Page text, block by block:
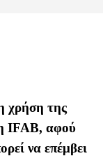
χρήση της
η IFAB, αφού
να επέμβει